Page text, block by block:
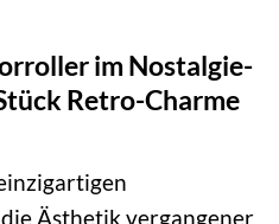
im Nostalgie-
Retro-Charme
Ästhetik vergangener